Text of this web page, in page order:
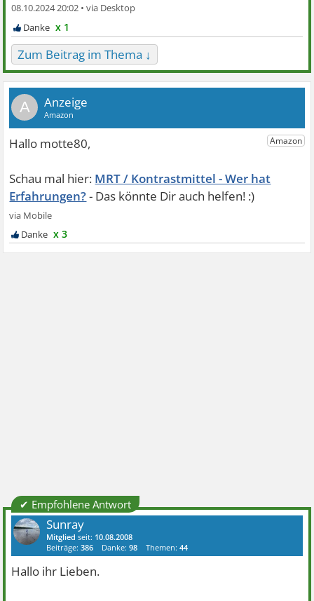
08.10.2024 20:02 •
x 1
Zum Beitrag im Thema ↓
A
MRT / Kontrastmittel - Wer hat
Erfahrungen?
x 3
✔ Empfohlene Antwort
Sunray
Mitglied seit: 10.08.2008
Beiträge:386 Danke:98 Themen:44
Hallo ihr Lieben.